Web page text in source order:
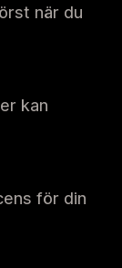
när du
kan
för din